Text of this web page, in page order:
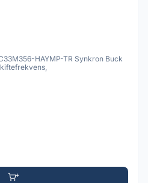
HAYMP-TR Synkron Buck